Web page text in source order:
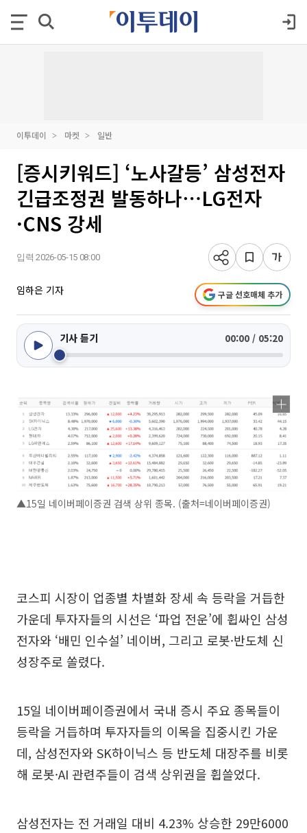
이투데이 마켓 일반
[증시키워드] ‘노사갈등’ 삼성전자
긴급조정권 발동하나⋯LG전자
·CNS 강세
입력 2026-05-15 08:00
임하은 기자 구글 선호매체 추가
기사 듣기 00:00 / 05:20
▲15일 네이버페이증권 검색 상위 종목. (출처=네이버페이증권)
코스피 시장이 업종별 차별화 장세 속 등락을 거듭한
가운데 투자자들의 시선은 ‘파업 전운’에 휩싸인 삼성
전자와 ‘배민 인수설’ 네이버, 그리고 로봇·반도체 신
성장주로 쏠렸다.
15일 네이버페이증권에서 국내 증시 주요 종목들이
등락을 거듭하며 투자자들의 이목을 집중시킨 가운
데, 삼성전자와 SK하이닉스 등 반도체 대장주를 비롯
해 로봇·AI 관련주들이 검색 상위권을 휩쓸었다.
삼성전자는 전 거래일 대비 4.23% 상승한 29만6000